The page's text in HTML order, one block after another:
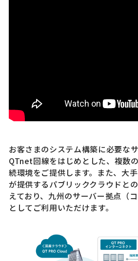
お客さまのシステム構築に必要な
QTnet回線をはじめとした、複数
続環境をご提供します。また、大
が提供するパブリッククラウドと
えており、九州のサーバー拠点（コ
としてご利用いただけます。